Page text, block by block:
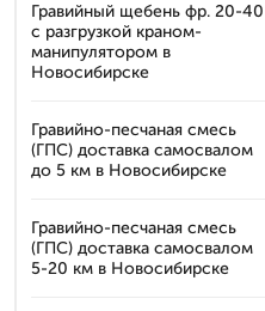
Гравийный щебень фр. 20-40
с разгрузкой краном-
манипулятором в
Новосибирске
Гравийно-песчаная смесь
(ГПС) доставка самосвалом
до 5 км в Новосибирске
Гравийно-песчаная смесь
(ГПС) доставка самосвалом
5-20 км в Новосибирске